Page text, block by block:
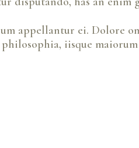
appellantur ei. Dolore
iisque